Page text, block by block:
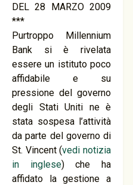
DEL 28 MARZO 2009
***
Purtroppo Millennium
Bank si è rivelata
essere un istituto poco
affidabile e su
pressione del governo
degli Stati Uniti ne è
stata sospesa l’attività
da parte del governo di
St. Vincent (vedi notizia
in inglese) che ha
affidato la gestione a